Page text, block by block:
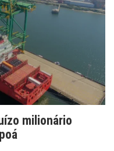
milionário